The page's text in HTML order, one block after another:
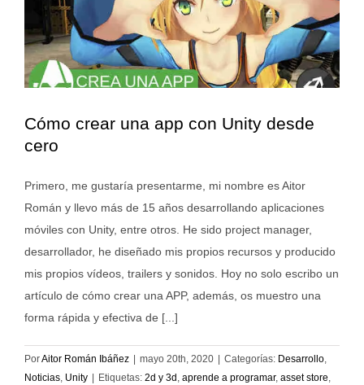
Cómo crear una app con Unity desde
cero
Primero, me gustaría presentarme, mi nombre es Aitor
Román y llevo más de 15 años desarrollando aplicaciones
móviles con Unity, entre otros. He sido project manager,
desarrollador, he diseñado mis propios recursos y producido
mis propios vídeos, trailers y sonidos. Hoy no solo escribo un
artículo de cómo crear una APP, además, os muestro una
forma rápida y efectiva de [...]
PorAitor Román Ibáñez | mayo 20th, 2020 | Categorías: Desarrollo
Noticias Unity | Etiquetas: 2d y 3d aprende a programar, asset store